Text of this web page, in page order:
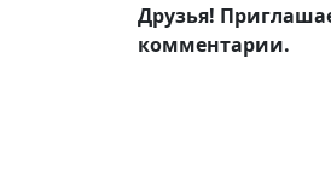
Друзья!
комментарии.